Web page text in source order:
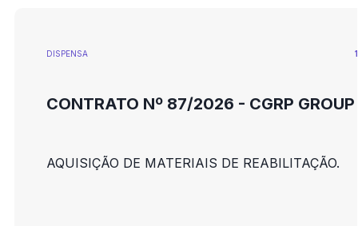
DISPENSA
CONTRATO Nº 87/2026 - CGRP
AQUISIÇÃO DE MATERIAIS DE REABILITAÇÃO.